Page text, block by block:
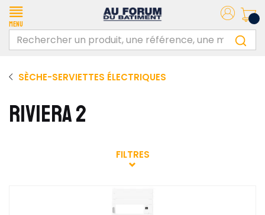
Menu
SÈCHE-SERVIETTES ÉLECTRIQUES
RIVIERA 2
FILTRES